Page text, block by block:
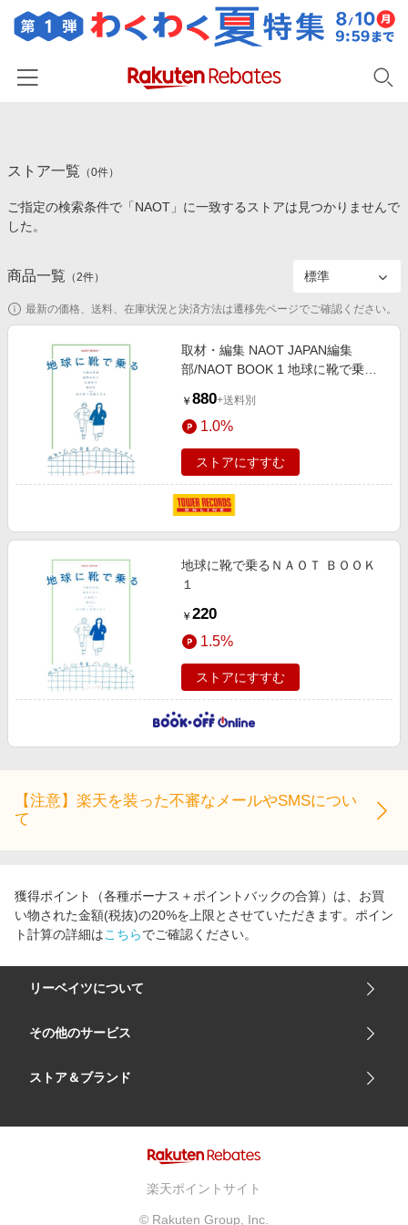
カテゴリー一覧
百貨店・総合ECモール
食品・スイーツ・お酒
コスメ・健康・医薬品
キッズ・ベビー用品
家電・PC・スマホ・カメラ
スポーツ・アウトドア・ゴルフ
インテリア・寝具
旅行・レジャー・ホテル予約
生活・お役立ち
金融・マネー・保険
デジタルコンテンツ
ビジネス・その他サービス
イベント一覧
初回購入者限定特典
対象ストア新規限定特典
電子書籍特集
楽天ペイ導入ストア
楽天サービス特集
旅行特集
お中元特集2026
Apple公式サイト×楽天カード分割払い
Qoo10メガポ
ストア一覧 （0件）
ご指定の検索条件で「NAOT」に一致するストアは見つかりませんで
した。
商品一覧 （2件）
最新の価格、送料、在庫状況と決済方法は遷移先ページでご確認ください。
取材・編集 NAOT JAPAN編集
部/NAOT BOOK 1 地球に靴で乗る
￥ 880+送料別
1.0%
ストアにすすむ
地球に靴で乗るＮＡＯＴ ＢＯＯＫ
１
￥ 220
1.5%
ストアにすすむ
【注意】楽天を装った不審なメールやSMSについ
て
獲得ポイント（各種ボーナス＋ポイントバックの合算）は、お買
い物された金額(税抜)の20%を上限とさせていただきます。ポイン
ト計算の詳細はこちらでご確認ください。
リーベイツについて
会社概要
サイトマップ
リーベイツ ポイントアシスト
その他のサービス
楽天市場
ストア＆ブランド
楽天ポイントサイト
© Rakuten Group, Inc.